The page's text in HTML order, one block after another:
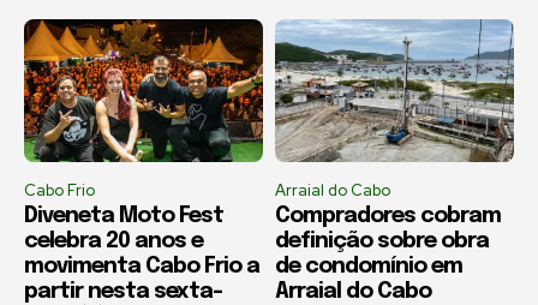
Cabo Frio
Diveneta Moto Fest
celebra 20 anos e
movimenta Cabo Frio a
partir nesta sexta-
Arraial do Cabo
Compradores cobram
definição sobre obra
de condomínio em
Arraial do Cabo